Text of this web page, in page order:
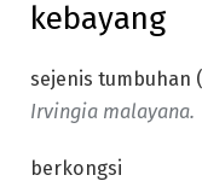
kebayang
sejenis tumbuhan
Irvingia malayana.
berkongsi